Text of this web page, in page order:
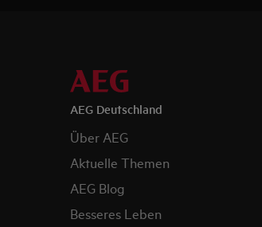
AEG Deutschland
Über AEG
Aktuelle Themen
AEG Blog
Besseres Leben